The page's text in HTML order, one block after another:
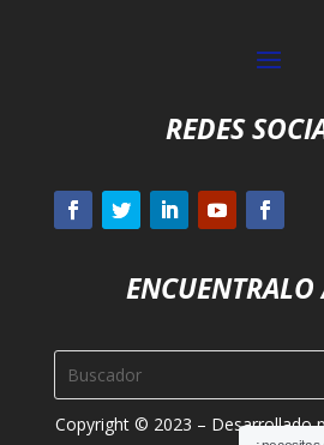
REDES
ENCUENTRALO
Copyright © 2023 – Desarrollado